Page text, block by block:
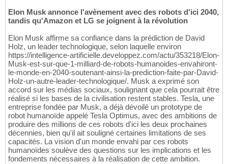
Elon Musk annonce l'avènement avec des robots d'ici 2040,
tandis qu'Amazon et LG se joignent à la révolution
Elon Musk affirme sa confiance dans la prédiction de David
Holz, un leader technologique, selon laquelle environ
https://intelligence-artificielle.developpez.com/actu/353218/Elon-
Musk-est-sur-que-1-milliard-de-robots-humanoides-envahiront-
le-monde-en-2040-soutenant-ainsi-la-prediction-faite-par-David-
Holz-un-autre-leader-technologique/. Musk a exprimé son
accord sur les médias sociaux, soulignant que cela pourrait être
réalisé si les bases de la civilisation restent stables. Tesla, une
entreprise fondée par Musk, a déjà dévoilé un prototype de
robot humanoïde appelé Tesla Optimus, avec des ambitions de
produire des millions de ces robots d'ici les deux prochaines
décennies, bien qu'il ait souligné certaines limitations de ses
capacités. La vision d'un monde envahi par ces robots
humanoïdes soulève des questions sur les implications et les
fondements nécessaires à la réalisation de cette ambition.